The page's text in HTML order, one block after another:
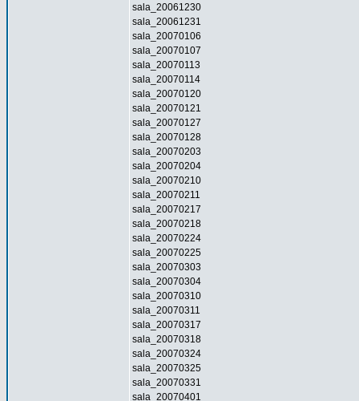
sala_20061230
sala_20061231
sala_20070106
sala_20070107
sala_20070113
sala_20070114
sala_20070120
sala_20070121
sala_20070127
sala_20070128
sala_20070203
sala_20070204
sala_20070210
sala_20070211
sala_20070217
sala_20070218
sala_20070224
sala_20070225
sala_20070303
sala_20070304
sala_20070310
sala_20070311
sala_20070317
sala_20070318
sala_20070324
sala_20070325
sala_20070331
sala_20070401